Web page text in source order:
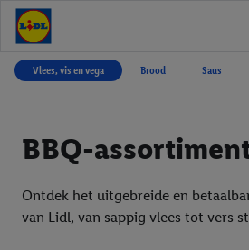
Vlees, vis en vega Brood Saus
BBQ-
Ontdek het uitgebreide en
van Lidl, van sappig vlees tot vers